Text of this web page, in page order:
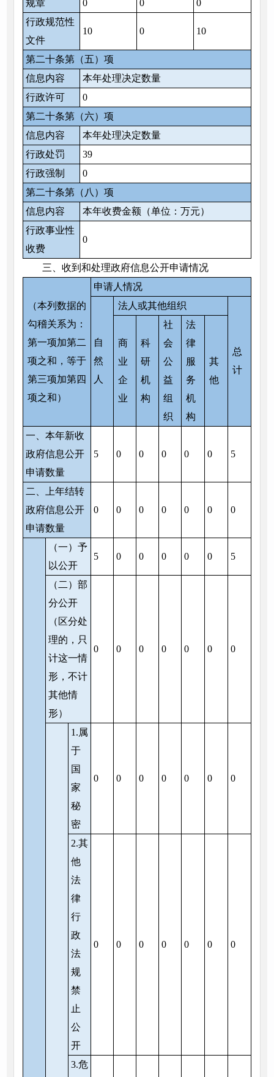
规章 0 0
0
行政规范性
文件
10 0 10
第二十条第（五）项
信息内容
本年处理决定数量
行政许可
0
第二十条第（六）项
信息内容
本年处理决定数量
行政处罚
39
行政强制
0
第二十条第（八）项
信息内容
本年收费金额（单位：万元）
行政事业性
收费
0
三、收到和处理政府信息公开申请情况
（本列数据的
勾稽关系为：
第一项加第二
项之和，等于
第三项加第四
项之和）
申请人情况
自
然
人
法人或其他组织
总
计
商
业
企
业
科
研
机
构
社
会
公
益
组
织
法
律
服
务
机
构
其
他
一、本年新收
政府信息公开
申请数量
5 0 0 0 0 0 5
二、上年结转
政府信息公开
申请数量
0 0 0 0 0 0 0
（一）予
以公开
5 0 0 0 0 0 5
（二）部
分公开
（区分处
理的，只
计这一情
形，不计
其他情
形）
0 0 0 0 0 0 0
1.属
于
国
家
秘
密
0 0 0 0 0 0 0
2.其
他
法
律
行
政
法
规
禁
止
公
开
0 0 0 0 0 0 0
3.危